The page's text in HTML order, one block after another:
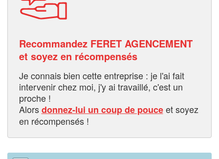
Recommandez FERET AGENCEMENT
et soyez en récompensés
Je connais bien cette entreprise : je l'ai fait
intervenir chez moi, j'y ai travaillé, c'est un
proche !
Alorsdonnez-lui un coup de pouceet soyez
en récompensés !